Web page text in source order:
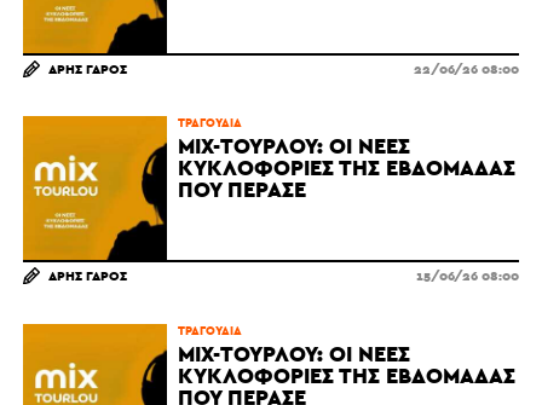
ΆΡΗΣ ΓΆΡΟΣ 22/06/26 08:00
ΤΡΑΓΟΎΔΙΑ
MIX-ΤΟΥΡΛΟΎ: ΟΙ ΝΈΕΣ
ΚΥΚΛΟΦΟΡΊΕΣ ΤΗΣ ΕΒΔΟΜΆΔΑΣ
ΠΟΥ ΠΈΡΑΣΕ
ΆΡΗΣ ΓΆΡΟΣ 15/06/26 08:00
ΤΡΑΓΟΎΔΙΑ
MIX-ΤΟΥΡΛΟΎ: ΟΙ ΝΈΕΣ
ΚΥΚΛΟΦΟΡΊΕΣ ΤΗΣ ΕΒΔΟΜΆΔΑΣ
ΠΟΥ ΠΈΡΑΣΕ